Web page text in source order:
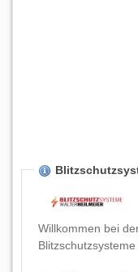
Willkommen bei